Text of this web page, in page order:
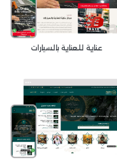
عناية للعناية بالسيارات